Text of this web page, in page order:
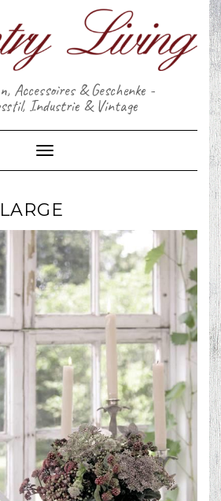
Accessoires & Geschenke -
Industrie & Vintage
Toggle Navigation